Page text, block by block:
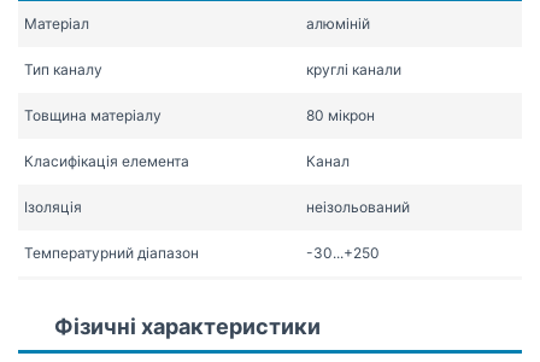
Матеріал алюміній
Тип каналу круглі канали
Товщина матеріалу 80 мікрон
Класифікація елемента Канал
Ізоляція неізольований
Температурний діапазон -30...+250
Фізичні характеристики